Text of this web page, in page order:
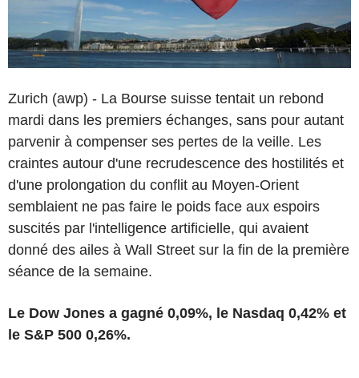
Zurich (awp) - La Bourse suisse tentait un rebond
mardi dans les premiers échanges, sans pour autant
parvenir à compenser ses pertes de la veille. Les
craintes autour d'une recrudescence des hostilités et
d'une prolongation du conflit au Moyen-Orient
semblaient ne pas faire le poids face aux espoirs
suscités par l'intelligence artificielle, qui avaient
donné des ailes à Wall Street sur la fin de la première
séance de la semaine.
Le Dow Jones a gagné 0,09%, le Nasdaq 0,42% et
le S&P 500 0,26%.